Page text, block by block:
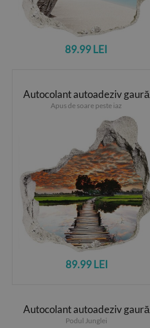
89.99 LEI
Autocolant autoadeziv gaură
Apus de soare peste iaz
89.99 LEI
Autocolant autoadeziv gaură
Podul Junglei